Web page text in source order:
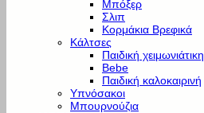
Μπόξερ
Σλιπ
Κορμάκια Βρεφικά
Κάλτσες
Παιδική χειμωνιάτικη
Bebe
Παιδική καλοκαιρινή
Υπνόσακοι
Μπουρνούζια